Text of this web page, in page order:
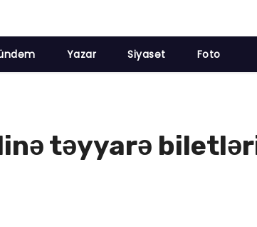
Yazar Siyasət Foto
təyyarə